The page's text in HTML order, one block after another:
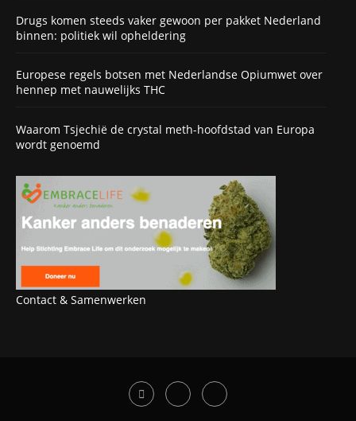
Drugs komen steeds vaker gewoon per pakket Nederland
binnen: politiek wil opheldering
Europese regels botsen met Nederlandse Opiumwet over
hennep met nauwelijks THC
Waarom Tsjechië de crystal meth-hoofdstad van Europa
wordt genoemd
Contact & Samenwerken